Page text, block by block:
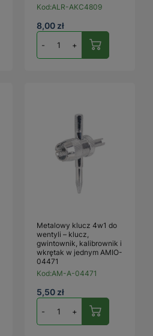
Kod:ALR-AKC4809
8,00 zł
- +
Metalowy klucz 4w1 do
wentyli – klucz,
gwintownik, kalibrownik i
wkrętak w jednym AMIO-
04471
Kod:AM-A-04471
5,50 zł
- +